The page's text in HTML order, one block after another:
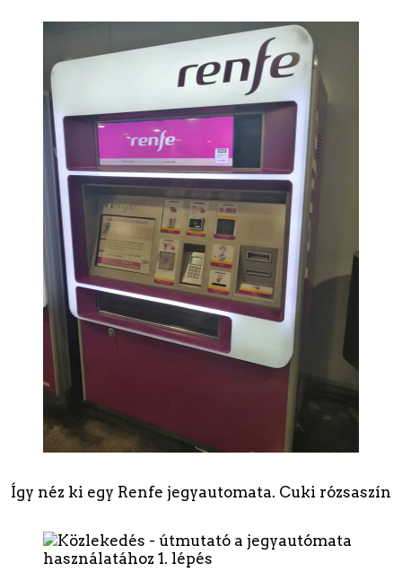
Így néz ki egy Renfe jegyautomata. Cuki rózsaszín